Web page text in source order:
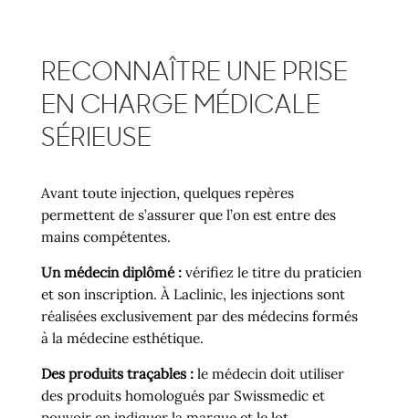
RECONNAÎTRE UNE PRISE
EN CHARGE MÉDICALE
SÉRIEUSE
Avant toute injection, quelques repères
permettent de s’assurer que l’on est entre des
mains compétentes.
Un médecin diplômé : vérifiez le titre du praticien
et son inscription. À Laclinic, les injections sont
réalisées exclusivement par des médecins formés
à la médecine esthétique.
Des produits traçables : le médecin doit utiliser
des produits homologués par Swissmedic et